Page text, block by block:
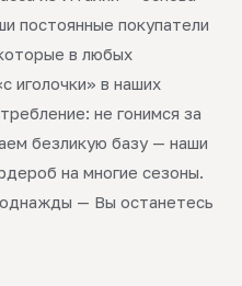
постоянные покупатели
в любых
иголочки» в наших
не гонимся за
безликую базу — наши
на многие сезоны.
— Вы останетесь